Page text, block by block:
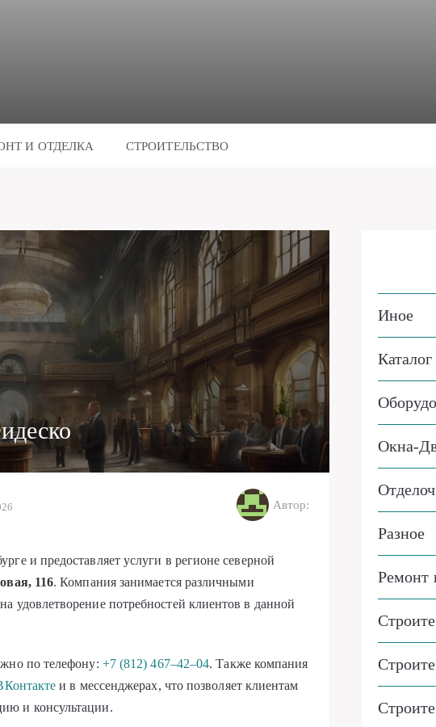
И ОТДЕЛКА СТРОИТЕЛЬСТВО
Автор:
и предоставляет услуги в регионе северной
116. Компания занимается различными
удовлетворение потребностей клиентов в данной
по телефону: +7 (812) 467–42–04. Также компания
и в мессенджерах, что позволяет клиентам
и консультации.
Иное
Окна-
Разное
Ремонт